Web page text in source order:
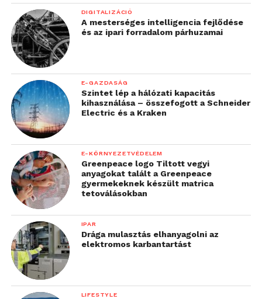
DIGITALIZÁCIÓ
A mesterséges intelligencia fejlődése
és az ipari forradalom párhuzamai
E-GAZDASÁG
Szintet lép a hálózati kapacitás
kihasználása – összefogott a Schneider
Electric és a Kraken
E-KÖRNYEZETVÉDELEM
Greenpeace logo Tiltott vegyi
anyagokat talált a Greenpeace
gyermekeknek készült matrica
tetoválásokban
IPAR
Drága mulasztás elhanyagolni az
elektromos karbantartást
LIFESTYLE